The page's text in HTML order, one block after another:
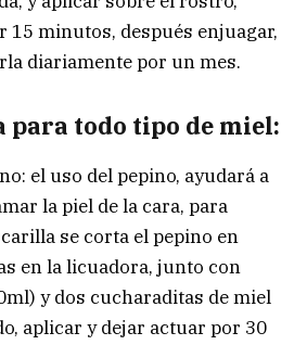
15 minutos, después enjuagar,
diariamente por un mes.
para todo tipo de miel:
el uso del pepino, ayudará a
la piel de la cara, para
se corta el pepino en
en la licuadora, junto con
y dos cucharaditas de miel
aplicar y dejar actuar por 30